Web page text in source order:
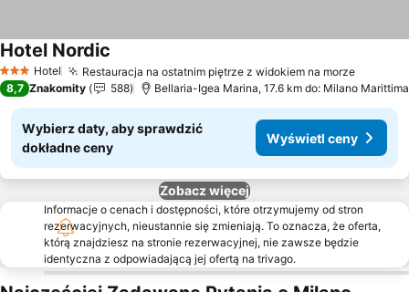
3 Kategoria
Hotel Restauracja na ostatnim piętrze z widokiem na morze
Hotel Nordic
8,7 Znakomity 588 Bellaria-Igea Marina, 17.6 km do: Milano Marittima
Wybierz daty, aby sprawdzić
dokładne ceny
Wyświetl ceny
Zobacz więcej
Informacje o cenach i dostępności, które otrzymujemy od stron
rezerwacyjnych, nieustannie się zmieniają. To oznacza, że oferta,
którą znajdziesz na stronie rezerwacyjnej, nie zawsze będzie
identyczna z odpowiadającą jej ofertą na trivago.